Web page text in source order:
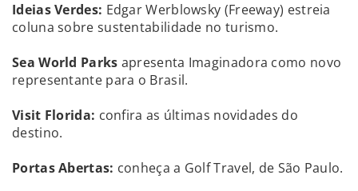
Ideias Verdes: Edgar Werblowsky (Freeway) estreia
coluna sobre sustentabilidade no turismo.
Sea World Parks apresenta Imaginadora como novo
representante para o Brasil.
Visit Florida: confira as últimas novidades do
destino.
Portas Abertas: conheça a Golf Travel, de São Paulo.